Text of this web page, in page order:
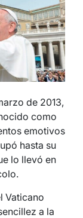
de 2013,
como
emotivos
hasta su
lo llevó en
Vaticano
a la